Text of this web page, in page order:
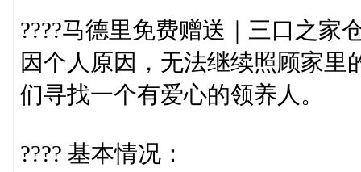
????马德里免费赠送｜三口之家
因个人原因，无法继续照顾家
们寻找一个有爱心的领养人。
???? 基本情况：